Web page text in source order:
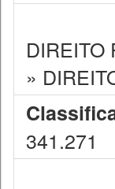
DIREITO
»
341.271